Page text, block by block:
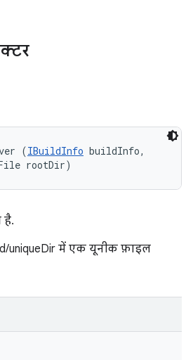
(IBuildInfo buildInfo,
rootDir)
है.
uniqueDir में एक यूनीक फ़ाइल